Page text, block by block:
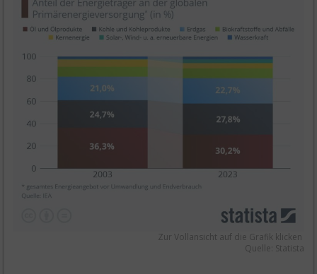
Zur Vollansicht auf die Grafik klicken
Quelle: Statista